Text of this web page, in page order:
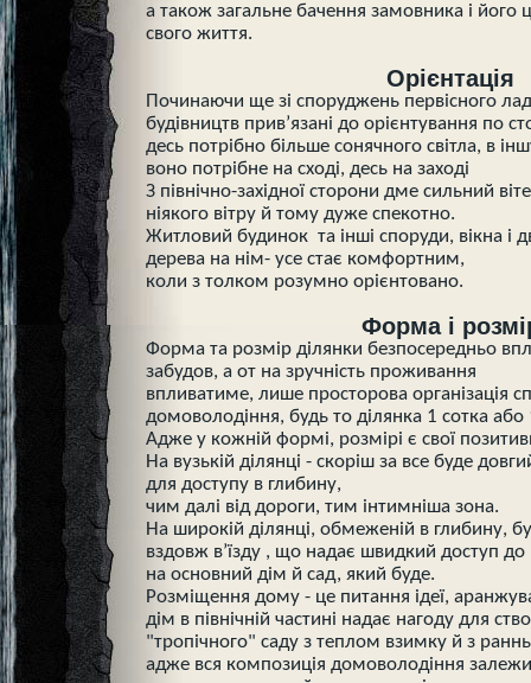
а також загальне бачення замовника і його
свого життя.
Орієнтація
Починаючи ще зі споруджень первісного
будівництв прив’язані до орієнтування по
десь потрібно більше сонячного світла, в
воно потрібне на сході, десь на заході
З північно-західної сторони дме сильний
ніякого вітру й тому дуже спекотно.
Житловий будинок та інші споруди, вікна і
дерева на нім- усе стає комфортним,
коли з толком розумно орієнтовано.
Форма і
Форма та розмір ділянки безпосередньо
забудов, а от на зручність проживання
впливатиме, лише просторова організація
домоволодіння, будь то ділянка 1 сотка або
Адже у кожній формі, розмірі є свої
На вузькій ділянці - скоріш за все буде
для доступу в глибину,
чим далі від дороги, тим інтимніша зона.
На широкій ділянці, обмеженій в глибину,
вздовж в’їзду , що надає швидкий доступ
на основний дім й сад, який буде.
Розміщення дому - це питання ідеї,
дім в північній частині надає нагоду для
"тропічного" саду з теплом взимку й з
адже вся композиція домоволодіння